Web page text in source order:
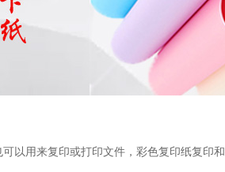
以用来复印或打印文件， 彩色复印纸复印